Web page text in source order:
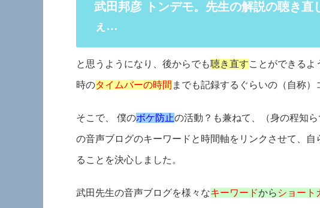
武田邦彦 トンデモ。先生の解説の聴き直
ぇ…
と思うようになり、後からでも聴き直すことができるよ
時のタイムバーの時間 までも記録するぐらいの（自称）
そこで、 僕のボケ防止の活動？も兼ねて、（身の程知
の音声ブログのキーワードと時間軸をリンクさせて、
ることを決心しました。
武田先生の音声ブログを様々なキーワードから ショート